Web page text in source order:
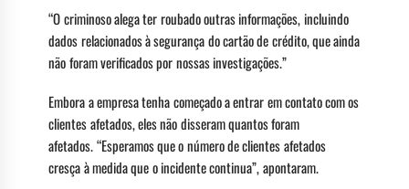
“O criminoso alega ter roubado outras informações, incluindo
dados relacionados à segurança do cartão de crédito, que ainda
não foram verificados por nossas investigações.”
Embora a empresa tenha começado a entrar em contato com os
clientes afetados, eles não disseram quantos foram
afetados. “Esperamos que o número de clientes afetados
cresça à medida que o incidente continua”, apontaram.